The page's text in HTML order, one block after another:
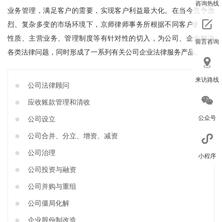
业务管理，满足客户的需要，实现客户利益最大化。在当今竞争激
烈、复杂多变的市场环境下，京师律师事务所根据不同客户的企业
性质、主营业务、管理制度等有针对性的切入，为公司、企业解决
各类法律问题，同时形成了一系列有关公司企业法律服务产品。
公司法律顾问
应收账款管理和清收
公司设立
公司合并、分立、增资、减资
公司治理
公司投资与融资
公司并购与重组
公司僵局化解
企业股份制改造
咨询热线
留言咨询
来访路线
公众号
小程序